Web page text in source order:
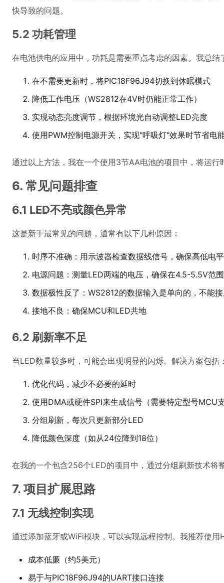
快导致的问题。
5.2 功耗管理
在电池供电的应用中，功耗是需要重点考虑的因素。我总结
在不需要更新时，将PIC18F96J94切换到休眠模式
降低工作电压（WS2812在4V时仍能正常工作）
实现动态亮度调节，根据环境光自动调整LED亮度
使用PWM控制电源开关，实现"呼吸灯"效果时节省电
通过以上方法，我在一个使用3节AA电池的项目中，将运
6. 常见问题排查
6.1 LED不亮或颜色异常
这是新手最常见的问题，通常有以下几种原因：
时序不准确：用示波器检查数据线信号，确保高低电
电源问题：测量LED两端的电压，确保在4.5-5.5V范
数据极性反了：WS2812的数据输入是单向的，不能
接地不良：确保MCU和LED共地
6.2 刷新率不足
当LED数量较多时，可能会出现明显的闪烁。解决方案包括
优化代码，减少不必要的延时
使用DMA或硬件SPI来生成信号（需要特定型号MCU
分组刷新，每次只更新部分LED
降低颜色深度（如从24位降到18位）
在我的一个包含256个LED的项目中，通过分组刷新技术
7. 项目扩展思路
7.1 无线控制实现
通过添加蓝牙或WiFi模块，可以实现远程控制。我推荐使
成本低廉（约5美元）
易于与PIC18F96J94的UART接口连接